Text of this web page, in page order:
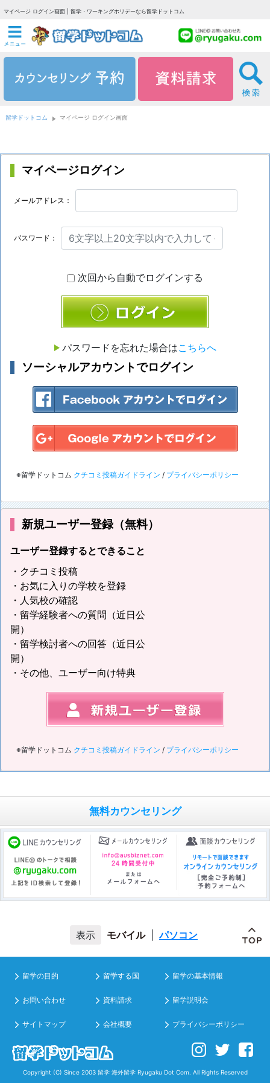
マイページ ログイン画面 | 留学・ワーキングホリデーなら留学ドットコム
留学ドットコム マイページ ログイン画面
マイページログイン
メールアドレス：
パスワード：
次回から自動でログインする
パスワードを忘れた場合はこちらへ
ソーシャルアカウントでログイン
※留学ドットコム クチコミ投稿ガイドライン / プライバシーポリシー
新規ユーザー登録（無料）
ユーザー登録するとできること
・クチコミ投稿
・お気に入りの学校を登録
・人気校の確認
・留学経験者への質問（近日公
開）
・留学検討者への回答（近日公
開）
・その他、ユーザー向け特典
※留学ドットコム クチコミ投稿ガイドライン / プライバシーポリシー
無料カウンセリング
モバイル パソコン
留学の目的 留学する国 留学の基本情報
お問い合わせ 資料請求 留学説明会
サイトマップ 会社概要 プライバシーポリシー
Copyright (C) Since 2003 留学 海外留学Ryugaku Dot Com. All Rights Reserved